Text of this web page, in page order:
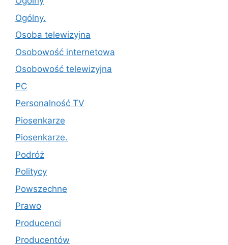
Ogólny.
Osoba telewizyjna
Osobowość internetowa
Osobowość telewizyjna
PC
Personalność TV
Piosenkarze
Piosenkarze.
Podróż
Politycy
Powszechne
Prawo
Producenci
Producentów